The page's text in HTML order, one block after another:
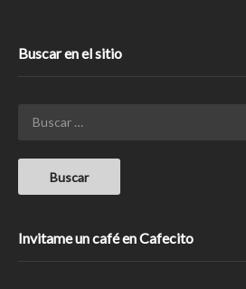
Buscar en el sitio
Invitame un café en Cafecito